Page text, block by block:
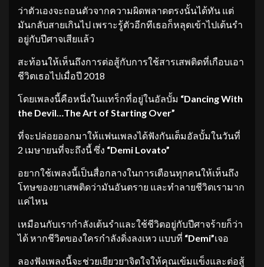
ว่าตัวเองจะถอนตัวจากความผิดพลาดตรงนั้นได้ทัน แต่
มันกลับสายเกินไป เพราะรู้ตัวอีกทีเธอก็หลุดเข้าไปเต้นรำ
อยู่กับปีศาจเสียแล้ว
สะท้อนให้เห็นถึงการต่อสู้กับการใช้สารเสพติดที่เกือบเอา
ชีวิตเธอไปเมื่อปี 2018
โดยเพลงนี้คือหนึ่งในแทร็กที่อยู่ในอัลบั้ม “Dancing With
the Devil…The Art of Starting Over”
ที่จะปล่อยออกมาให้แฟนเพลงได้ฟังกันเต็มอัลบั้มในวันที่
2 เมษายนที่จะถึงนี้ ซึ่ง “Demi Lovato”
อยากใช้เพลงนี้เป็นสื่อกลางในการเตือนทุกคนให้เห็นถึง
โทษของยาเสพติดว่ามันอันตราย และทำลายชีวิตเรามาก
แค่ไหน
เหมือนกับเรากำลังเต้นรำและใช้ชีวิตอยู่กับปีศาจร้ายก็ว่า
ได้ หากชีวิตของใครกำลังดิ่งลงเหว แบบที่ “Demi”เจอ
ลองฟังเพลงนี้จะช่วยเยียวยาจิตใจให้คุณเข้มแข็งและต่อสู้